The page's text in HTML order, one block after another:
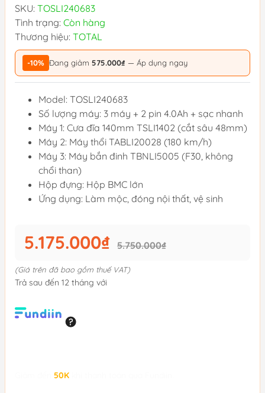
SKU: TOSLI240683
Tình trạng: Còn hàng
Thương hiệu: TOTAL
-10% Đang giảm 575.000₫ — Áp dụng ngay
Model: TOSLI240683
Số lượng máy: 3 máy + 2 pin 4.0Ah + sạc nhanh
Máy 1: Cưa đĩa 140mm TSLI1402 (cắt sâu 48mm)
Máy 2: Máy thổi TABLI20028 (180 km/h)
Máy 3: Máy bắn đinh TBNLI5005 (F30, không
chổi than)
Hộp đựng: Hộp BMC lớn
Ứng dụng: Làm mộc, đóng nội thất, vệ sinh
5.175.000₫ 5.750.000₫
(Giá trên đã bao gồm thuế VAT)
Trả sau đến 12 tháng với
50K